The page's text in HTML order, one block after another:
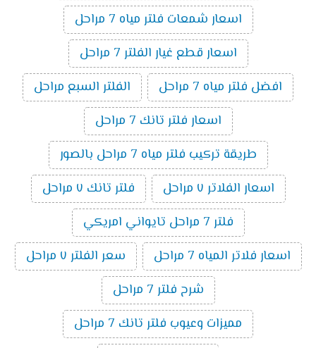
اسعار شمعات فلتر مياه 7 مراحل
اسعار قطع غيار الفلتر 7 مراحل
افضل فلتر مياه 7 مراحل
الفلتر السبع مراحل
اسعار فلتر تانك 7 مراحل
طريقة تركيب فلتر مياه 7 مراحل بالصور
اسعار الفلاتر ٧ مراحل
فلتر تانك ٧ مراحل
فلتر 7 مراحل تايواني امريكي
اسعار فلاتر المياه 7 مراحل
سعر الفلتر ٧ مراحل
شرح فلتر 7 مراحل
مميزات وعيوب فلتر تانك 7 مراحل